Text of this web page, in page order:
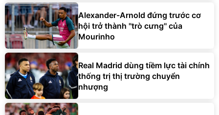
Alexander-Arnold đứng trước cơ
hội trở thành ''trò cưng'' của
Mourinho
Real Madrid dùng tiềm lực tài chính
thống trị thị trường chuyển
nhượng